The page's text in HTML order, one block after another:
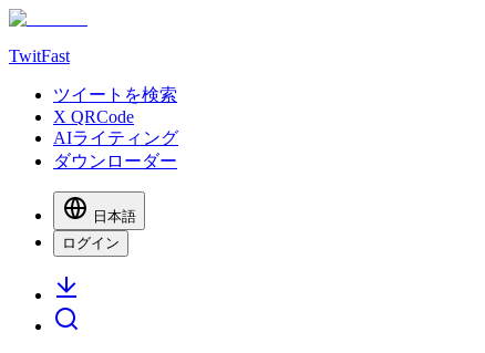
TwitFast
ツイートを検索
X QRCode
AIライティング
ダウンローダー
日本語
ログイン